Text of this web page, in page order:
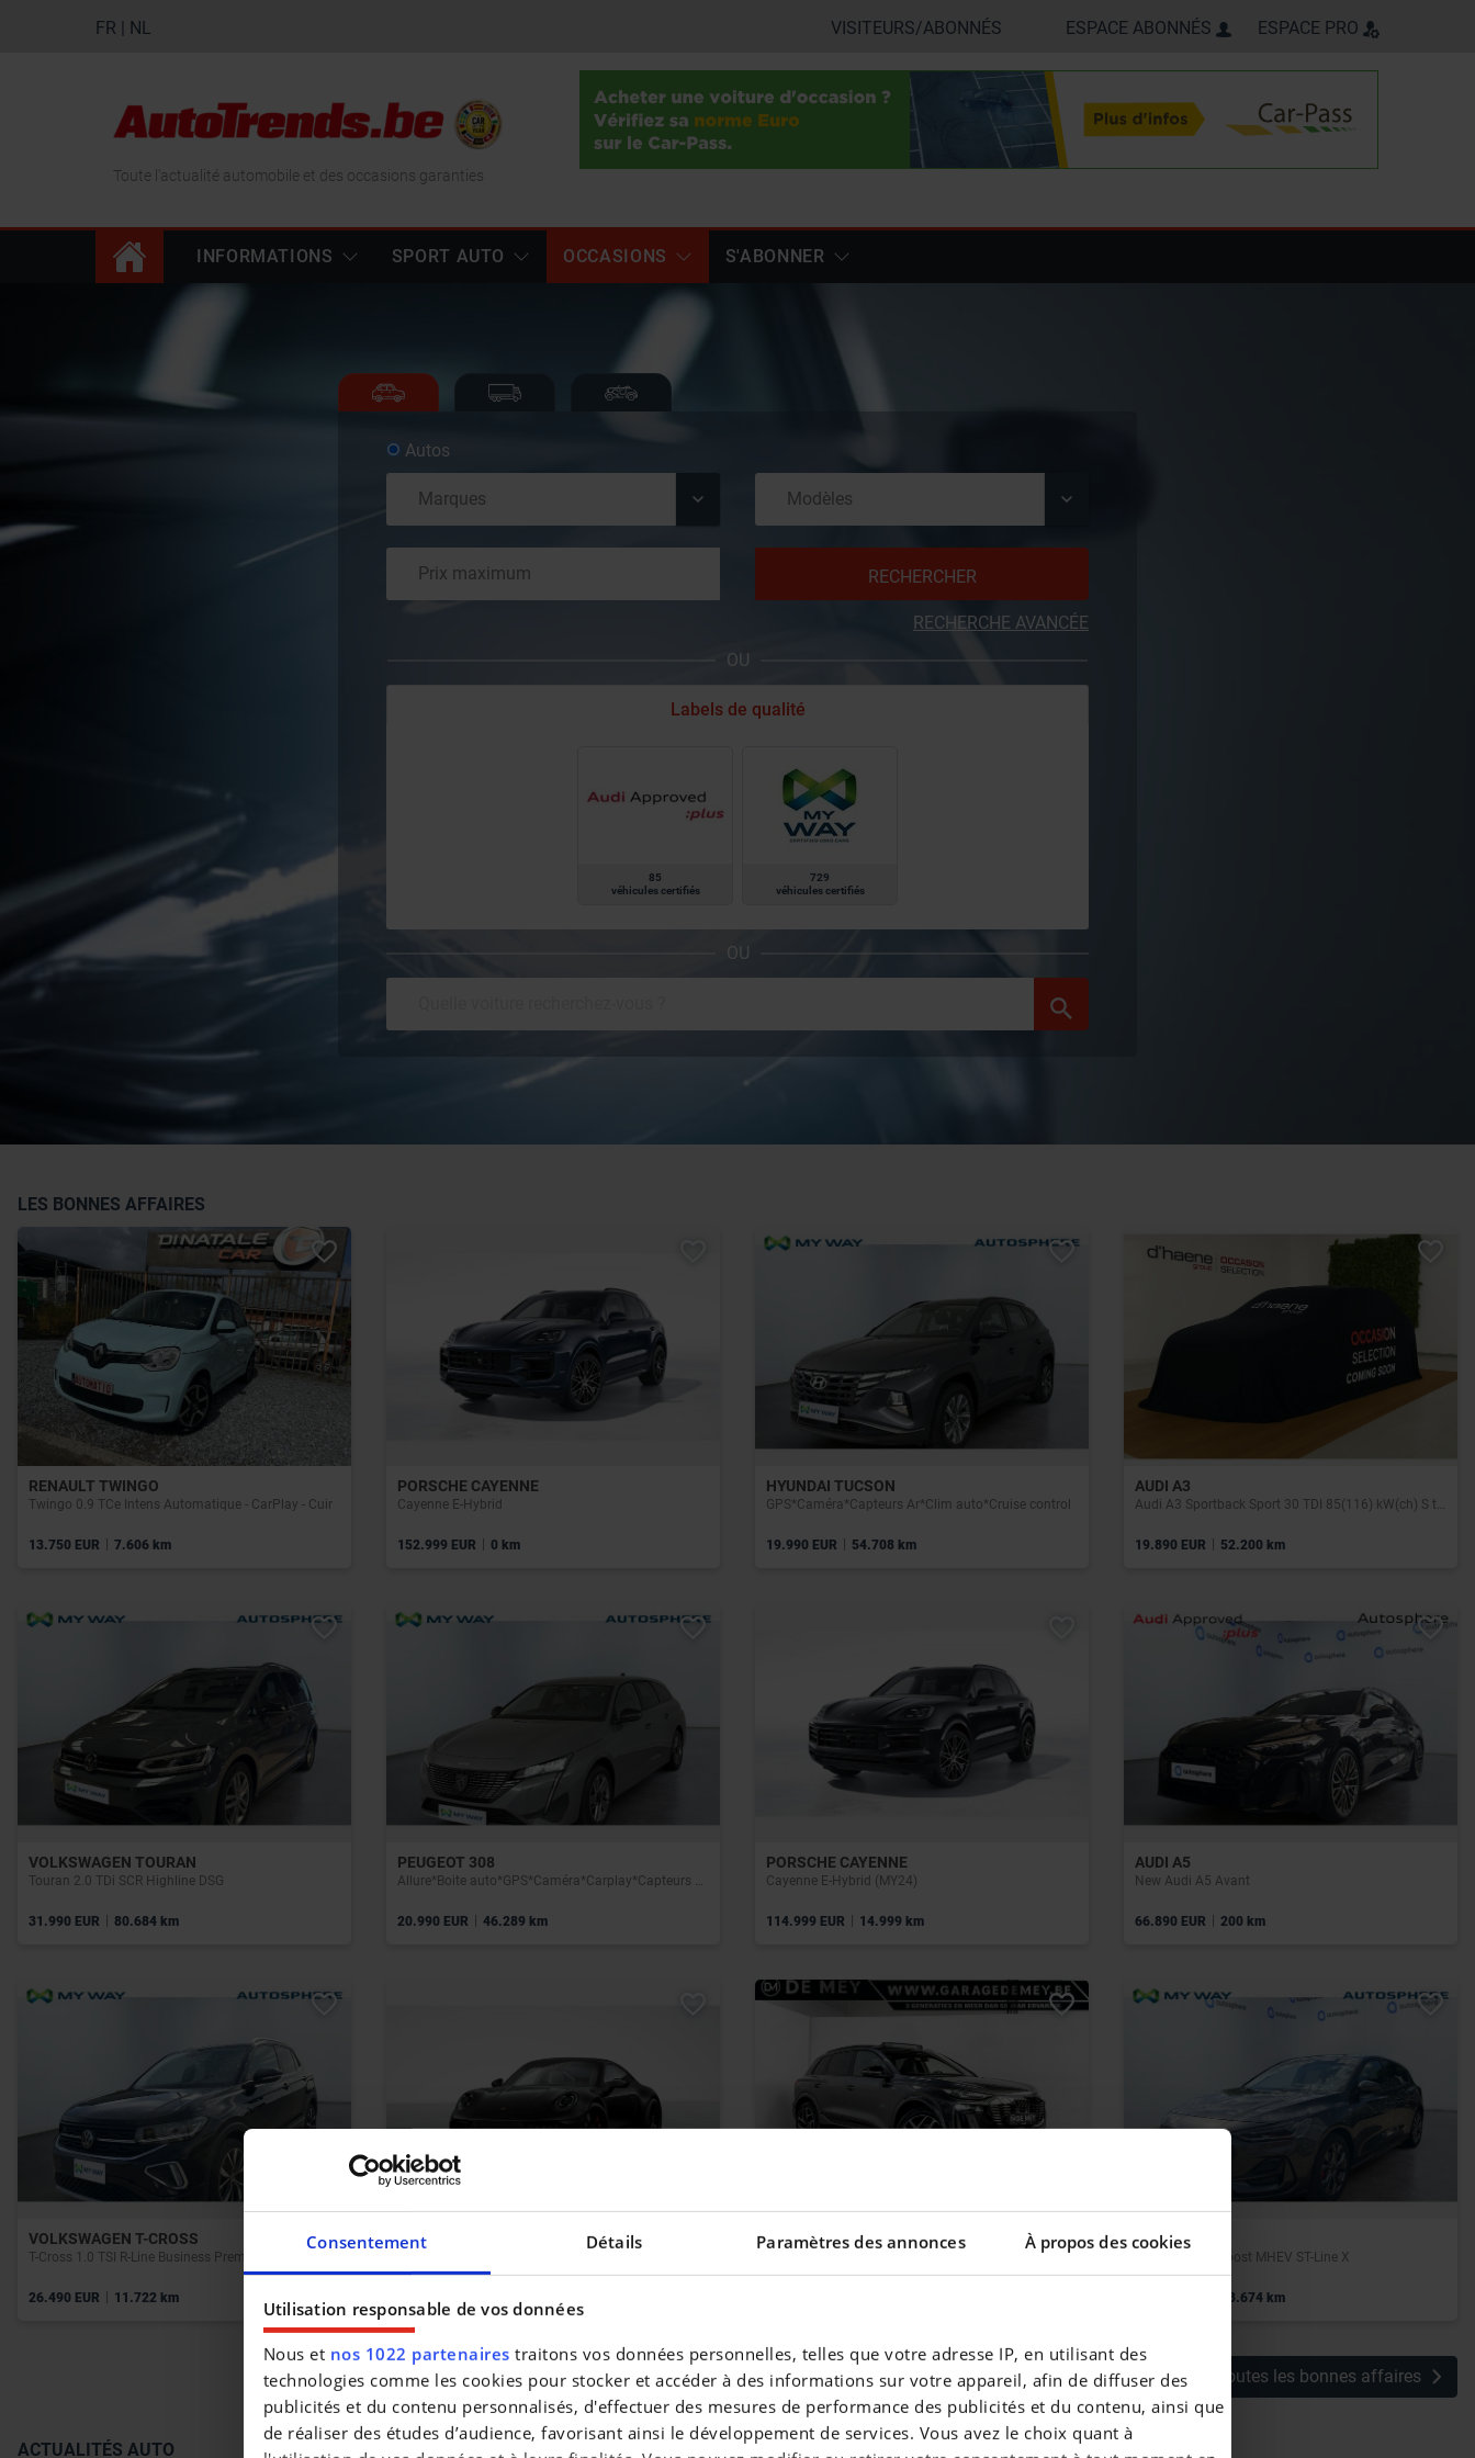
Consentement Détails Paramètres des annonces À propos des cookies
Utilisation responsable de vos données
Nous et nos 1022 partenaires traitons vos données personnelles, telles que votre adresse IP, en utilisant des
technologies comme les cookies pour stocker et accéder à des informations sur votre appareil, afin de diffuser des
publicités et du contenu personnalisés, d'effectuer des mesures de performance des publicités et du contenu, ainsi que
de réaliser des études d’audience, favorisant ainsi le développement de services. Vous avez le choix quant à
FR | NL VISITEURS/ABONNÉS ESPACE ABONNÉS ESPACE PRO
Toute l'actualité automobile et des occasions garanties
INFORMATIONS SPORT AUTO OCCASIONS S'ABONNER
Autos
RECHERCHER
RECHERCHE AVANCÉE
OU
Labels de qualité
85
véhicules certifiés
729
véhicules certifiés
OU
LES BONNES AFFAIRES
RENAULT TWINGO
Twingo 0.9 TCe Intens Automatique - CarPlay - Cuir
13.750 EUR | 7.606 km
PORSCHE CAYENNE
Cayenne E-Hybrid
152.999 EUR | 0 km
HYUNDAI TUCSON
GPS*Caméra*Capteurs Ar*Clim auto*Cruise control
19.990 EUR | 54.708 km
AUDI A3
19.890 EUR | 52.200 km
VOLKSWAGEN TOURAN
Touran 2.0 TDi SCR Highline DSG
31.990 EUR | 80.684 km
PEUGEOT 308
20.990 EUR | 46.289 km
PORSCHE CAYENNE
Cayenne E-Hybrid (MY24)
114.999 EUR | 14.999 km
AUDI A5
New Audi A5 Avant
66.890 EUR | 200 km
VOLKSWAGEN T-CROSS
T-Cross 1.0 TSI R-Line Business Premium OPF DSG
26.490 EUR | 11.722 km
PORSCHE 911 AUDI Q6
100kWh Corporate S Performance 306pk / Pano / Carplay / Trekhaak
FORD FOCUS
Focus 1.0 EcoBoost MHEV ST-Line X
53.674 km
Voir toutes les bonnes affaires
ACTUALITÉS AUTO